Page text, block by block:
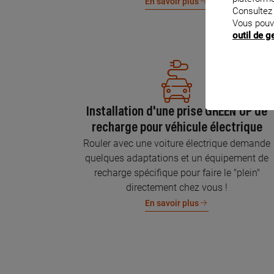
Installation d'une prise GREEN'UP de
recharge pour véhicule électrique
Rouler avec une voiture électrique demande
quelques adaptations et un équipement de
recharge spécifique pour faire le "plein"
directement chez vous !
En savoir plus
Vous
outil de